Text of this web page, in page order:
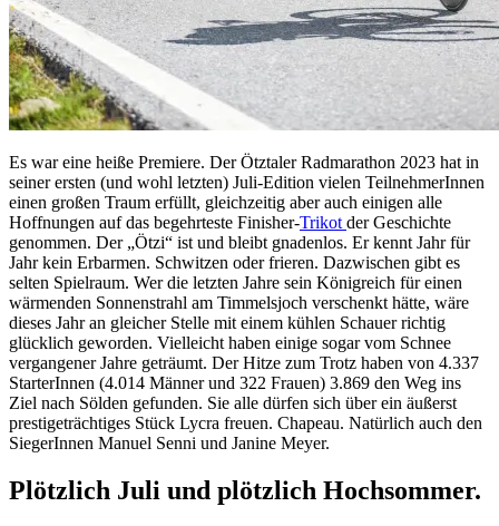
Es war eine heiße Premiere. Der Ötztaler Radmarathon 2023 hat in
seiner ersten (und wohl letzten) Juli-Edition vielen TeilnehmerInnen
einen großen Traum erfüllt, gleichzeitig aber auch einigen alle
Hoffnungen auf das begehrteste Finisher-Trikot der Geschichte
genommen. Der „Ötzi“ ist und bleibt gnadenlos. Er kennt Jahr für
Jahr kein Erbarmen. Schwitzen oder frieren. Dazwischen gibt es
selten Spielraum. Wer die letzten Jahre sein Königreich für einen
wärmenden Sonnenstrahl am Timmelsjoch verschenkt hätte, wäre
dieses Jahr an gleicher Stelle mit einem kühlen Schauer richtig
glücklich geworden. Vielleicht haben einige sogar vom Schnee
vergangener Jahre geträumt. Der Hitze zum Trotz haben von 4.337
StarterInnen (4.014 Männer und 322 Frauen) 3.869 den Weg ins
Ziel nach Sölden gefunden. Sie alle dürfen sich über ein äußerst
prestigeträchtiges Stück Lycra freuen. Chapeau. Natürlich auch den
SiegerInnen Manuel Senni und Janine Meyer.
Plötzlich Juli und plötzlich Hochsommer.